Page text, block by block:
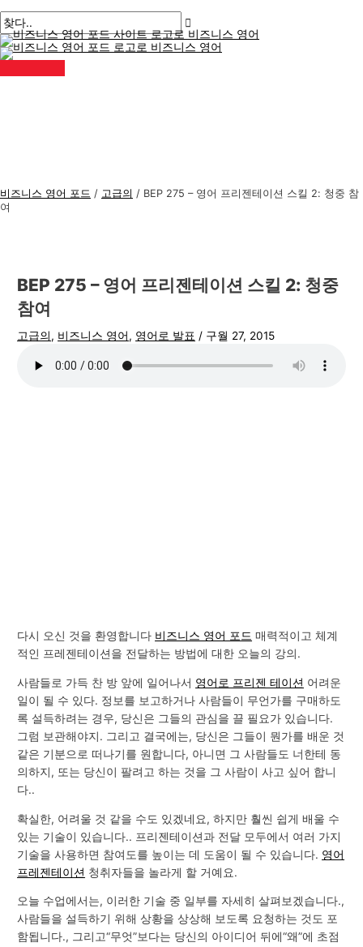
텐
츠
로
건
인
뉴
비즈니스 영어 포드 / 고급의 / BEP 275 – 영어 프리젠테이션 스킬 2: 청중 참
여
BEP 275 – 영어 프리젠테이션 스킬 2: 청중
참여
고급의, 비즈니스 영어, 영어로 발표 / 구월 27, 2015
다시 오신 것을 환영합니다 비즈니스 영어 포드 매력적이고 체계
적인 프레젠테이션을 전달하는 방법에 대한 오늘의 강의.
사람들로 가득 찬 방 앞에 일어나서 영어로 프리젠 테이션 어려운
일이 될 수 있다. 정보를 보고하거나 사람들이 무언가를 구매하도
록 설득하려는 경우, 당신은 그들의 관심을 끌 필요가 있습니다.
그럼 보관해야지. 그리고 결국에는, 당신은 그들이 뭔가를 배운 것
같은 기분으로 떠나기를 원합니다, 아니면 그 사람들도 너한테 동
의하지, 또는 당신이 팔려고 하는 것을 그 사람이 사고 싶어 합니
다..
확실한, 어려울 것 같을 수도 있겠네요, 하지만 훨씬 쉽게 배울 수
있는 기술이 있습니다.. 프리젠테이션과 전달 모두에서 여러 가지
기술을 사용하면 참여도를 높이는 데 도움이 될 수 있습니다. 영어
프레젠테이션 청취자들을 놀라게 할 거예요.
오늘 수업에서는, 이러한 기술 중 일부를 자세히 살펴보겠습니다.,
사람들을 설득하기 위해 상황을 상상해 보도록 요청하는 것도 포
함됩니다., 그리고“무엇”보다는 당신의 아이디어 뒤에“왜”에 초점
시
물
탐
색
기
에
입
력
름
*
메
일
*
비
즈
니
스
검
색
: